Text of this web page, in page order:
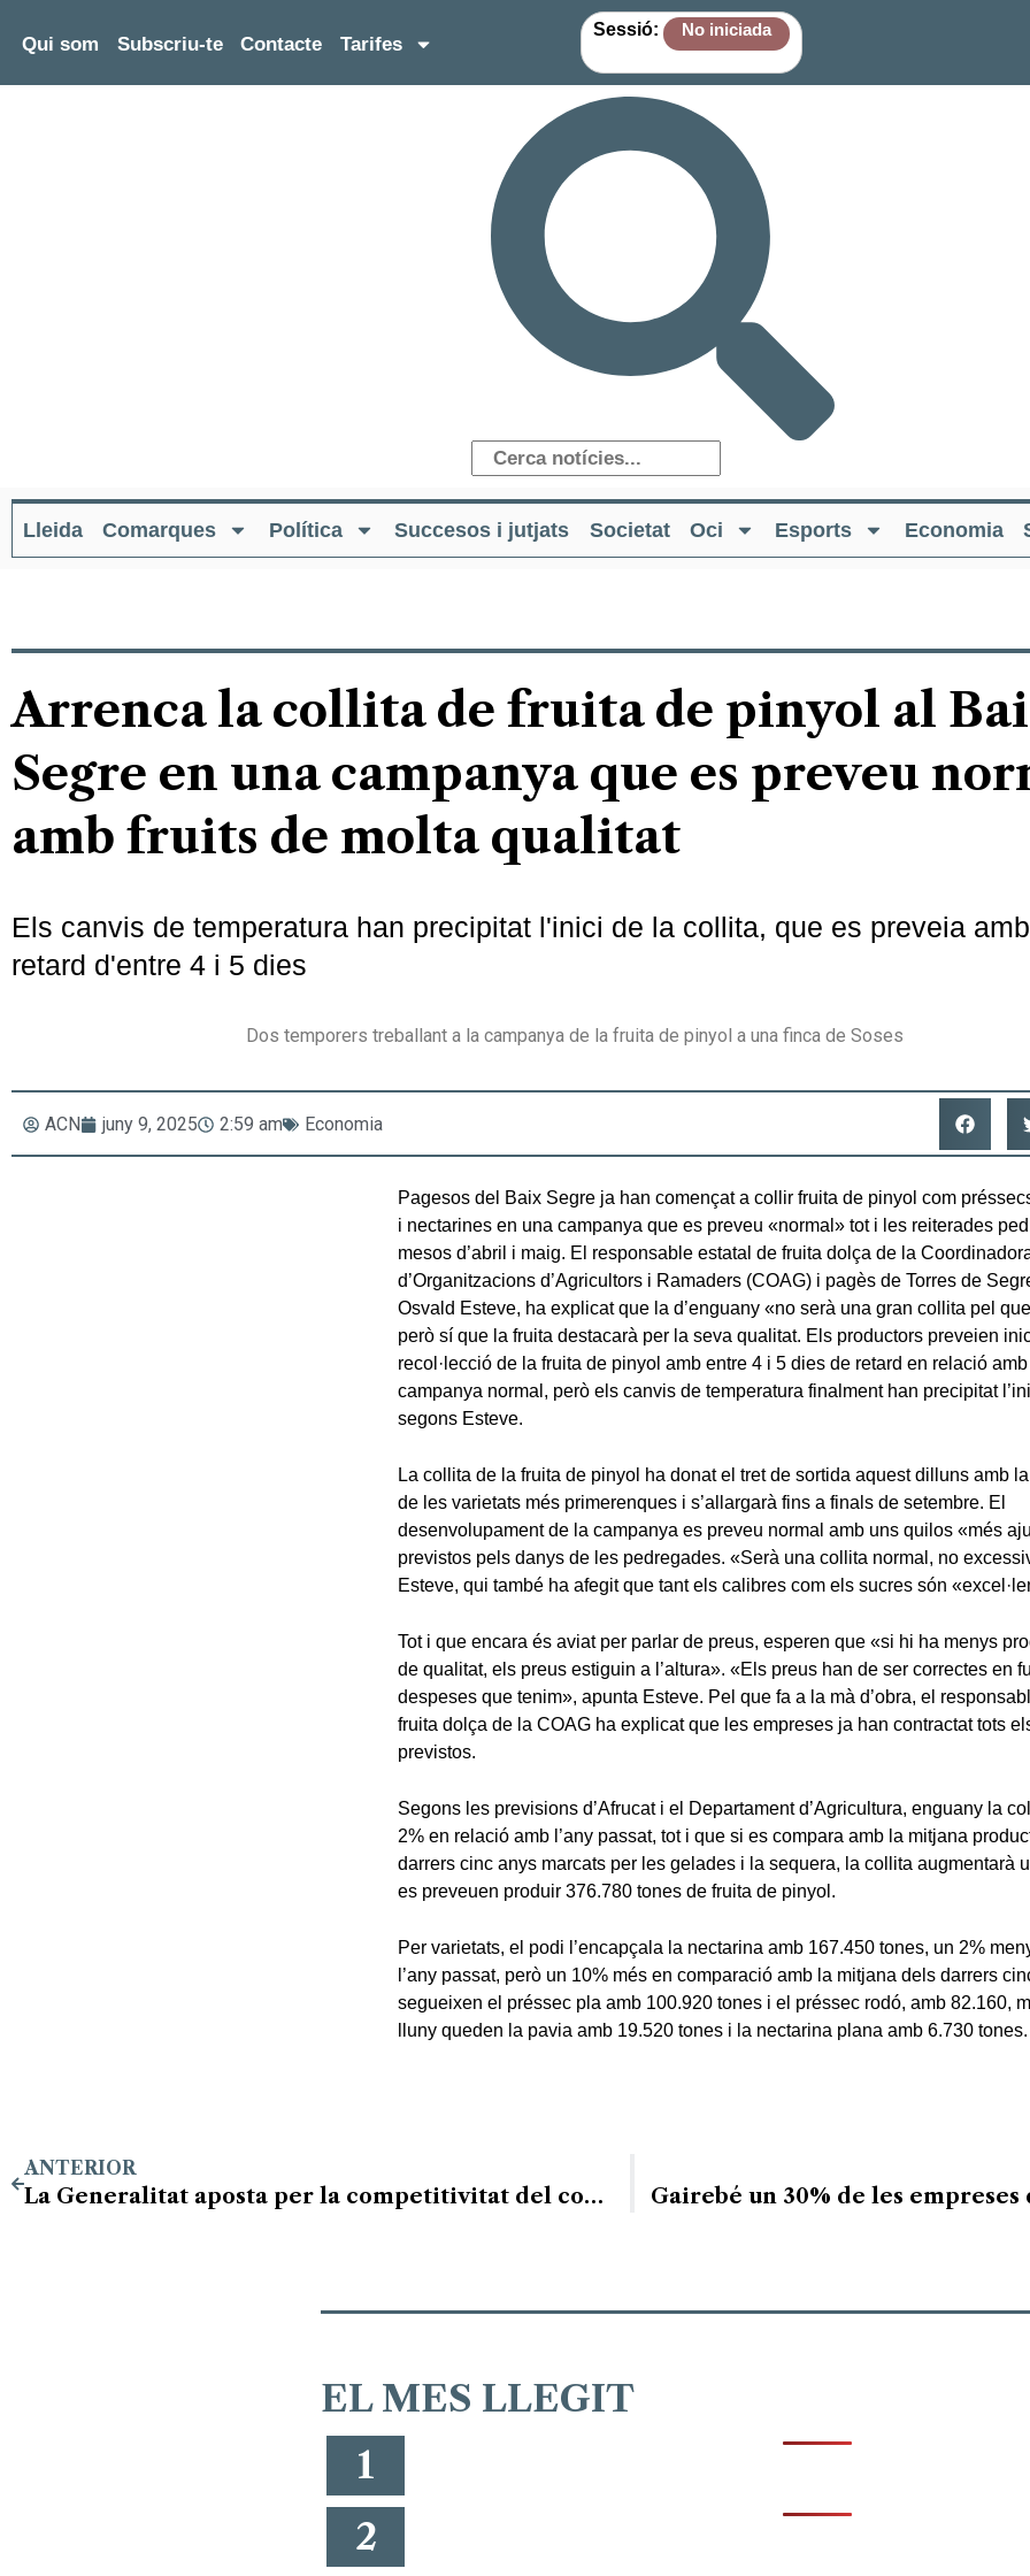
Qui som Subscriu-te Contacte Tarifes
Sessió: No iniciada
Lleida Comarques Política Succesos i jutjats Societat Oci Esports Economia
Arrenca la collita de fruita de pinyol al
Segre en una campanya que es preveu
amb fruits de molta qualitat
Els canvis de temperatura han precipitat l'inici de la collita, que es preveia
retard d'entre 4 i 5 dies
Dos temporers treballant a la campanya de la fruita de pinyol a una finca de Soses
ACN juny 9, 2025 2:59 am Economia
Pagesos del Baix Segre ja han començat a collir fruita de pinyol com
i nectarines en una campanya que es preveu «normal» tot i les reiterades
mesos d’abril i maig. El responsable estatal de fruita dolça de la
d’Organitzacions d’Agricultors i Ramaders (COAG) i pagès de Torres de
Osvald Esteve, ha explicat que la d’enguany «no serà una gran collita pel
però sí que la fruita destacarà per la seva qualitat. Els productors preveien
recol·lecció de la fruita de pinyol amb entre 4 i 5 dies de retard en relació
campanya normal, però els canvis de temperatura finalment han precipitat
segons Esteve.
La collita de la fruita de pinyol ha donat el tret de sortida aquest dilluns amb
de les varietats més primerenques i s’allargarà fins a finals de setembre. El
desenvolupament de la campanya es preveu normal amb uns quilos «més
previstos pels danys de les pedregades. «Serà una collita normal, no
Esteve, qui també ha afegit que tant els calibres com els sucres són
Tot i que encara és aviat per parlar de preus, esperen que «si hi ha menys
de qualitat, els preus estiguin a l’altura». «Els preus han de ser correctes en
despeses que tenim», apunta Esteve. Pel que fa a la mà d’obra, el
fruita dolça de la COAG ha explicat que les empreses ja han contractat tots
previstos.
Segons les previsions d’Afrucat i el Departament d’Agricultura, enguany la
2% en relació amb l’any passat, tot i que si es compara amb la mitjana
darrers cinc anys marcats per les gelades i la sequera, la collita augmentarà
es preveuen produir 376.780 tones de fruita de pinyol.
Per varietats, el podi l’encapçala la nectarina amb 167.450 tones, un 2%
l’any passat, però un 10% més en comparació amb la mitjana dels darrers
segueixen el préssec pla amb 100.920 tones i el préssec rodó, amb 82.160,
lluny queden la pavia amb 19.520 tones i la nectarina plana amb 6.730 tones.
ANTERIOR
La Generalitat aposta per la competitivitat del comerç amb una injecció econòmica de 9,1 M€
EL MES LLEGIT
1
2